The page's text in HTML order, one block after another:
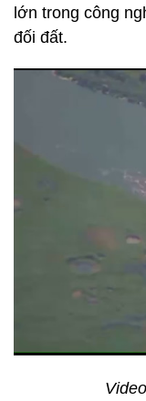
lớn trong công
đối đất.